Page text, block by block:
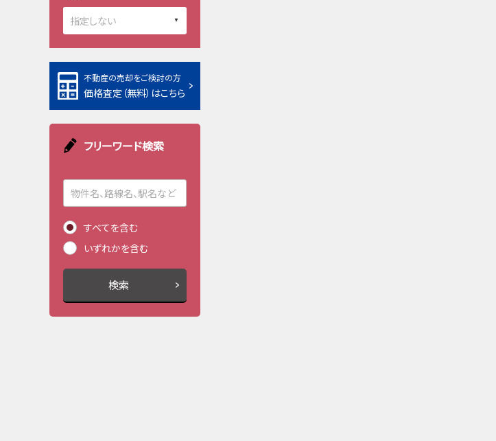
不動産の売却をご検討の方
価格査定（無料）はこちら
フリーワード検索
すべてを含む
いずれかを含む
検索